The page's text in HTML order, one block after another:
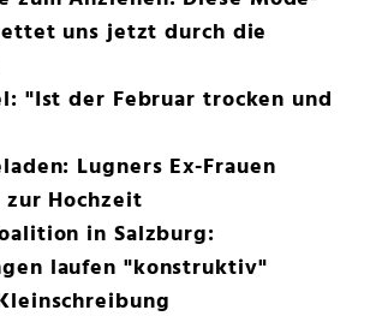
uns jetzt durch die
"Ist der Februar trocken und
Lugners Ex-Frauen
Hochzeit
in Salzburg:
laufen "konstruktiv"